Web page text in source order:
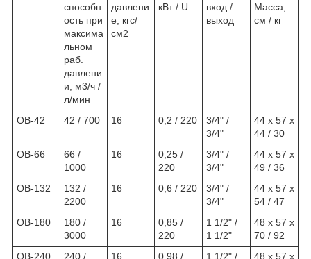
способн
ость при
максима
льном
раб.
давлени
и, м3/ч /
л/мин
давлени
е, кгс/
см2
кВт / U
вход /
выход
Масса,
см / кг
ОВ-42 42 / 700 16 0,2 / 220
3/4" /
3/4"
44 х 57 х
44 / 30
ОВ-66
66 /
1000
16
0,25 /
220
3/4" /
3/4"
44 х 57 х
49 / 36
ОВ-132
132 /
2200
16 0,6 / 220
3/4" /
3/4"
44 х 57 х
54 / 47
ОВ-180
180 /
3000
16
0,85 /
220
1 1/2" /
1 1/2"
48 х 57 х
70 / 92
ОВ-240
240 /
16
0,98 /
1 1/2" /
48 х 57 х